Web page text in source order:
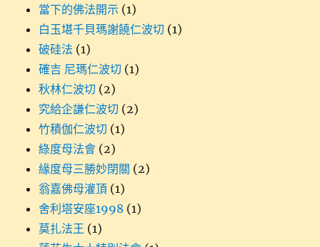
當下的佛法開示 (1)
白玉堪千貝瑪謝饒仁波切 (1)
破硅法 (1)
確吉 尼瑪仁波切 (1)
秋林仁波切 (2)
究給企謙仁波切 (2)
竹積伽仁波切 (1)
綠度母法會 (2)
緣度母三勝妙閉關 (2)
翁嘉佛母灌頂 (1)
舍利塔安座1998 (1)
莫扎法王 (1)